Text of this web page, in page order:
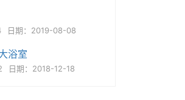
日期：2019-08-08
浴室
日期：2018-12-18